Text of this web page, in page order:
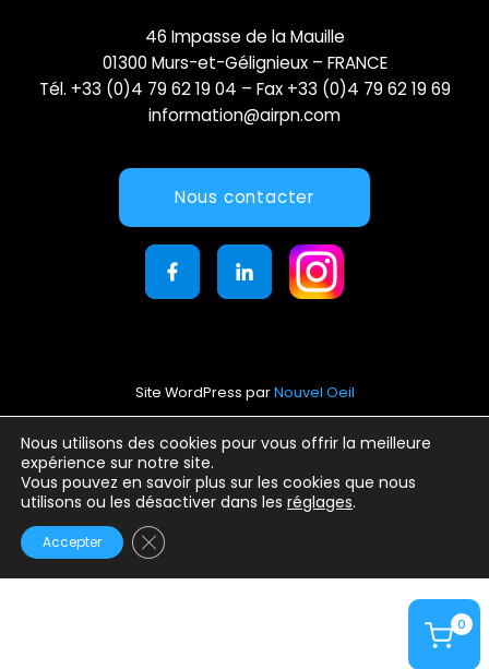
0
Nous utilisons des cookies pour vous offrir la meilleure
expérience sur notre site.
Vous pouvez en savoir plus sur les cookies que nous
utilisons ou les désactiver dans les réglages.
Accepter Fermer la bannière des cookies GDPR
46 Impasse de la Mauille
01300 Murs-et-Gélignieux – FRANCE
Tél. +33 (0)4 79 62 19 04 – Fax +33 (0)4 79 62 19 69
information@airpn.com
Nous contacter
Site WordPress parNouvel Oeil
Mentions légales
Conditions générales d’utilisation
Politique de confidentialité